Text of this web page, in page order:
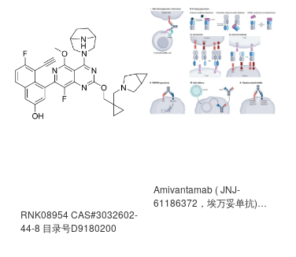
RNK08954 CAS#3032602-
44-8 目录号D9180200
Amivantamab ( JNJ-
61186372，埃万妥单抗)